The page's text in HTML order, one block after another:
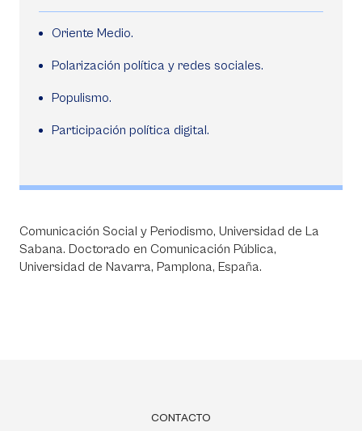
Oriente Medio.
Polarización política y redes sociales.
Populismo.
Participación política digital.
Comunicación Social y Periodismo, Universidad de La
Sabana. Doctorado en Comunicación Pública,
Universidad de Navarra, Pamplona, España.
CONTACTO